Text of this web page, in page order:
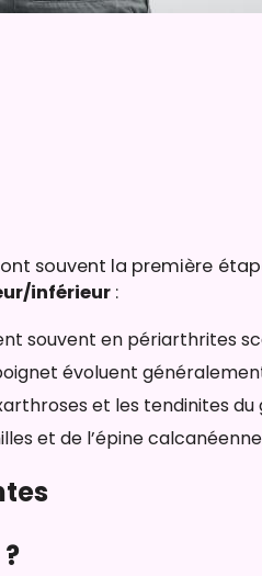
souvent la première
inférieur :
souvent en périarthrites
évoluent
et les tendinites
et de l’épine